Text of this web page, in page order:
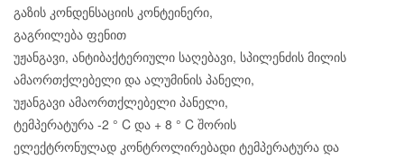
გაზის კონდენსაციის კონტეინერი,
გაგრილება ფენით
უჟანგავი, ანტიბაქტერიული საღებავი, სპილენძის მილის
ამაორთქლებელი და ალუმინის პანელი,
უჟანგავი ამაორთქლებელი პანელი,
ტემპერატურა -2 ° C და + 8 ° C შორის
ელექტრონულად კონტროლირებადი ტემპერატურა და